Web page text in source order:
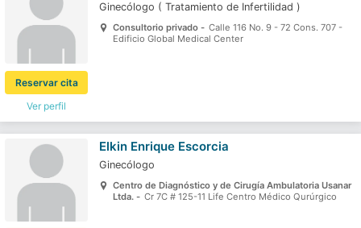
Ver perfil
Reservar cita
Ginecólogo ( Tratamiento de Infertilidad )
Consultorio privado - Calle 116 No. 9 - 72 Cons. 707 -
Edificio Global Medical Center
Elkin Enrique Escorcia
Ginecólogo
Centro de Diagnóstico y de Cirugía Ambulatoria Usanar
Ltda. - Cr 7C # 125-11 Life Centro Médico Qurúrgico